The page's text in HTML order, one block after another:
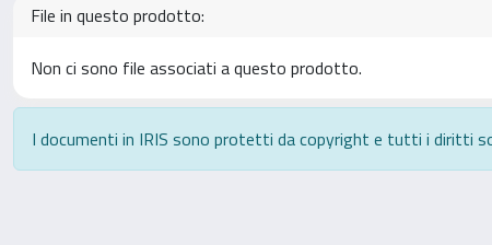
File in questo prodotto:
Non ci sono file associati a questo prodotto.
I documenti in IRIS sono protetti da copyright e tutti i diritti